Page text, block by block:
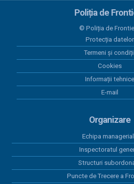
Poliția de
© Poliția de
Protecția datelor
Termeni și
Cookies
Informații tehnice
E-mail
Organizare
Echipa
Inspectoratul
Structuri
Puncte de Trecere a